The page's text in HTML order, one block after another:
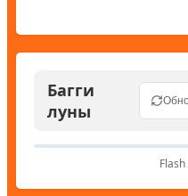
Багги
луны